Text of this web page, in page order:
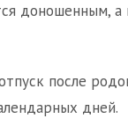
доношенным, а
после
дней.